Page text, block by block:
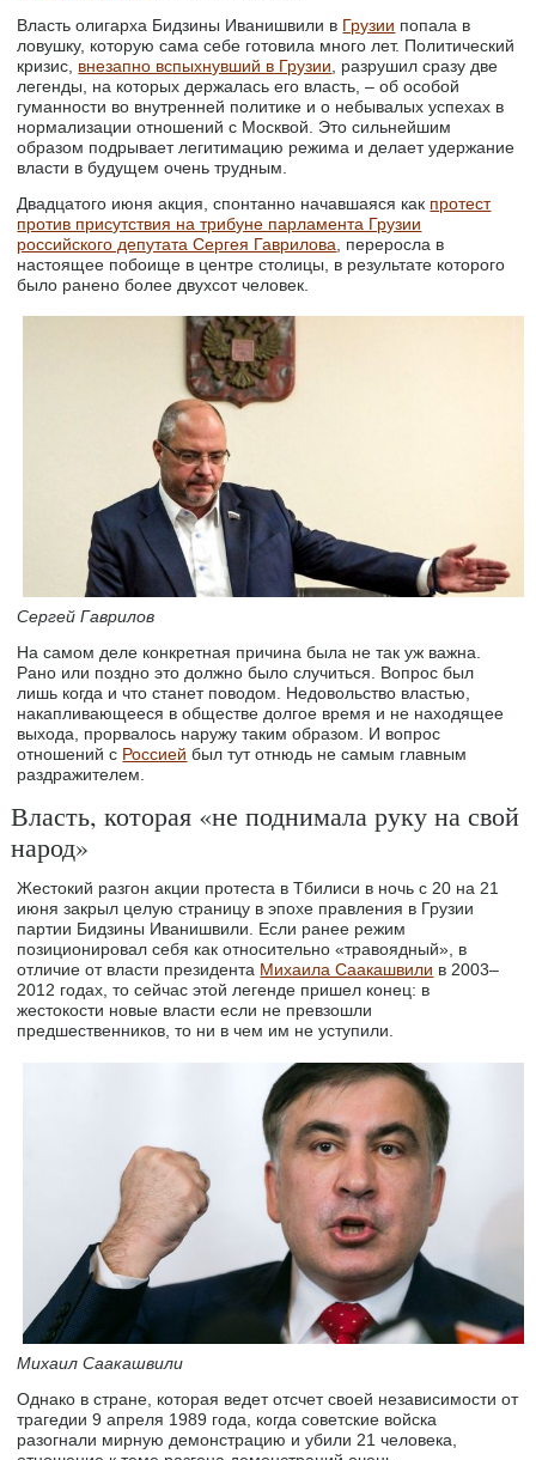
Власть олигарха Бидзины Иванишвили в Грузии попала в
ловушку, которую сама себе готовила много лет. Политический
кризис, внезапно вспыхнувший в Грузии , разрушил сразу две
легенды, на которых держалась его власть, – об особой
гуманности во внутренней политике и о небывалых успехах в
нормализации отношений с Москвой. Это сильнейшим
образом подрывает легитимацию режима и делает удержание
власти в будущем очень трудным.
Двадцатого июня акция, спонтанно начавшаяся как протест
против присутствия на трибуне парламента Грузии
российского депутата Сергея Гаврилова , переросла в
настоящее побоище в центре столицы, в результате которого
было ранено более двухсот человек.
Сергей Гаврилов
На самом деле конкретная причина была не так уж важна.
Рано или поздно это должно было случиться. Вопрос был
лишь когда и что станет поводом. Недовольство властью,
накапливающееся в обществе долгое время и не находящее
выхода, прорвалось наружу таким образом. И вопрос
отношений с Россией был тут отнюдь не самым главным
раздражителем.
Власть, которая «не поднимала руку на свой
народ»
Жестокий разгон акции протеста в Тбилиси в ночь с 20 на 21
июня закрыл целую страницу в эпохе правления в Грузии
партии Бидзины Иванишвили. Если ранее режим
позиционировал себя как относительно «травоядный», в
отличие от власти президента Михаила Саакашвили в 2003–
2012 годах, то сейчас этой легенде пришел конец: в
жестокости новые власти если не превзошли
предшественников, то ни в чем им не уступили.
Михаил Саакашвили
Однако в стране, которая ведет отсчет своей независимости от
трагедии 9 апреля 1989 года, когда советские войска
разогнали мирную демонстрацию и убили 21 человека,